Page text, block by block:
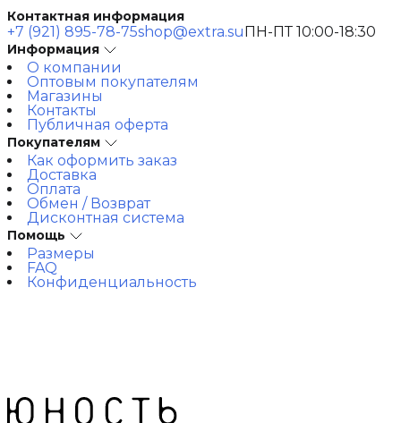
Контактная информация
+7 (921) 895-78-75shop@extra.suПН-ПТ 10:00-18:30
Информация
О компании
Оптовым покупателям
Магазины
Контакты
Публичная оферта
Покупателям
Как оформить заказ
Доставка
Оплата
Обмен / Возврат
Дисконтная система
Помощь
Размеры
FAQ
Конфиденциальность